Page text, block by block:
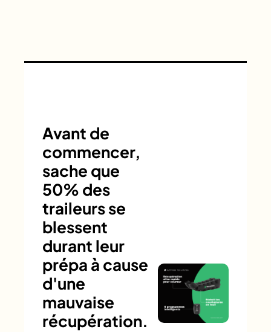
Avant de
commencer,
sache que
50% des
traileurs se
blessent
durant leur
prépa à cause
d'une
mauvaise
récupération.